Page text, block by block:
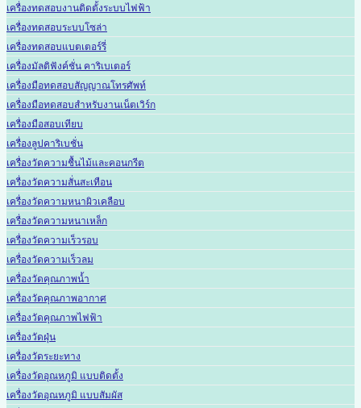
เครื่องทดสอบงานติดตั้งระบบไฟฟ้า
เครื่องทดสอบระบบโซล่า
เครื่องทดสอบแบตเตอร์รี่
เครื่องมัลติฟังค์ชั่น คาริเบเตอร์
เครื่องมือทดสอบสัญญาณโทรศัพท์
เครื่องมือทดสอบสำหรับงานเน็ตเวิร์ก
เครื่องมือสอบเทียบ
เครื่องลูปคาริเบชั่น
เครื่องวัดความชื้นไม้และคอนกรีต
เครื่องวัดความสั่นสะเทือน
เครื่องวัดความหนาผิวเคลือบ
เครื่องวัดความหนาเหล็ก
เครื่องวัดความเร็วรอบ
เครื่องวัดความเร็วลม
เครื่องวัดคุณภาพน้ำ
เครื่องวัดคุณภาพอากาศ
เครื่องวัดคุณภาพไฟฟ้า
เครื่องวัดฝุ่น
เครื่องวัดระยะทาง
เครื่องวัดอุณหภูมิ แบบติดตั้ง
เครื่องวัดอุณหภูมิ แบบสัมผัส